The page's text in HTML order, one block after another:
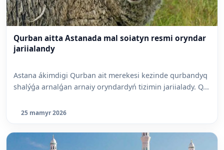
Qurban aitta Astanada mal soiatyn resmi oryndar
jariialandy
Astana ákimdigi Qurban ait merekesi kezinde qurbandyq
shalýǵa arnalǵan arnaiy oryndardyń tizimin jariialady. Q...
25 mamyr 2026